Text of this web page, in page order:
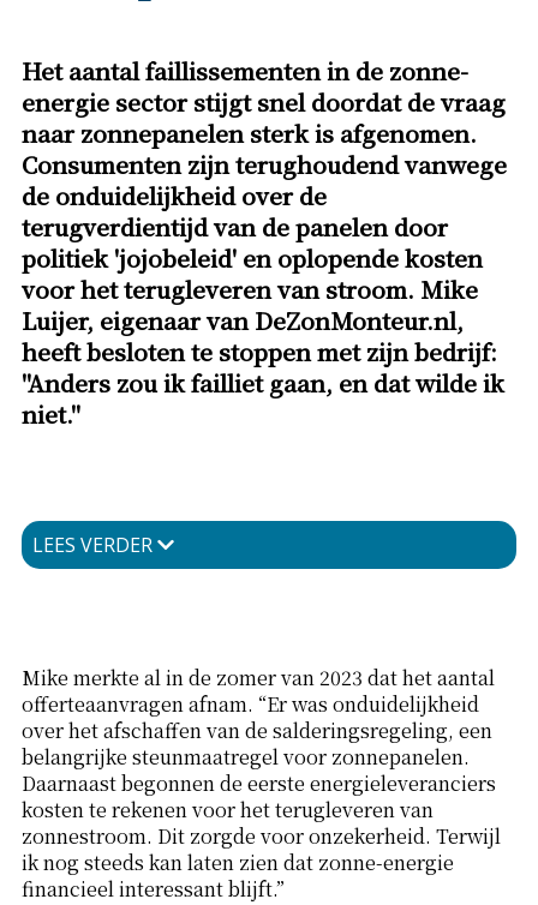
Het aantal faillissementen in de zonne-
energie sector stijgt snel doordat de vraag
naar zonnepanelen sterk is afgenomen.
Consumenten zijn terughoudend vanwege
de onduidelijkheid over de
terugverdientijd van de panelen door
politiek 'jojobeleid' en oplopende kosten
voor het terugleveren van stroom. Mike
Luijer, eigenaar van DeZonMonteur.nl,
heeft besloten te stoppen met zijn bedrijf:
"Anders zou ik failliet gaan, en dat wilde ik
niet."
LEES VERDER
Mike merkte al in de zomer van 2023 dat het aantal
offerteaanvragen afnam. “Er was onduidelijkheid
over het afschaffen van de salderingsregeling, een
belangrijke steunmaatregel voor zonnepanelen.
Daarnaast begonnen de eerste energieleveranciers
kosten te rekenen voor het terugleveren van
zonnestroom. Dit zorgde voor onzekerheid. Terwijl
ik nog steeds kan laten zien dat zonne-energie
financieel interessant blijft.”